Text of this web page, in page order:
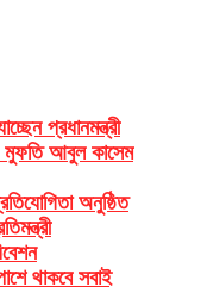
প্রধানমন্ত্রী
মুফতি আবুল কাসেম
অনুষ্ঠিত
থাকবে সবাই